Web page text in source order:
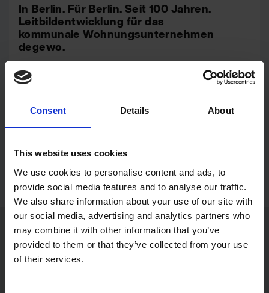
Consent Details About
This website uses cookies
We use cookies to personalise content and ads, to
provide social media features and to analyse our traffic.
We also share information about your use of our site with
our social media, advertising and analytics partners who
may combine it with other information that you’ve
provided to them or that they’ve collected from your use
of their services.
In Berlin. Für Berlin. Seit 100 Jahren.
Leitbildentwicklung für das
kommunale Wohnungsunternehmen
degewo.
Markenführung
wirDesign
Dürfen wir Ihnen das »wir«
anbieten?
Wir freuen uns über Ihre Nachricht!